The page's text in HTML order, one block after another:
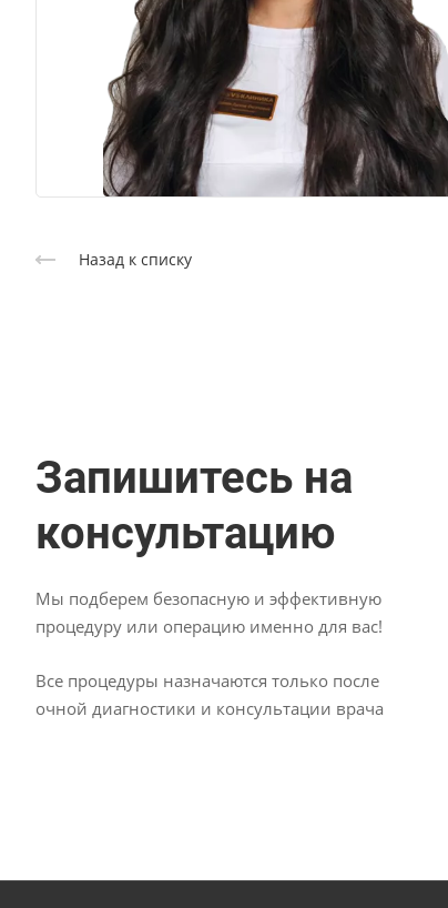
Назад к списку
Запишитесь на
консультацию
Мы подберем безопасную и эффективную
процедуру или операцию именно для вас!
Все процедуры назначаются только после
очной диагностики и консультации врача